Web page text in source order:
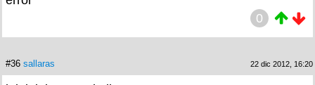
0
#36 sallaras 22 dic 2012, 16:20